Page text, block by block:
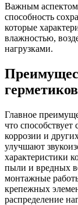
Важным аспектом
способность
которые
влажностью,
нагрузками.
Главное
что
коррозии и
улучшают
характеристики
пыли и вредных
монтажные
крепежных
распределение